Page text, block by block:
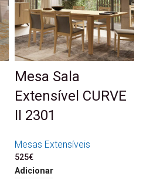
Mesa Sala
Extensível CURVE
II 2301
Mesas Extensíveis
525€
Adicionar